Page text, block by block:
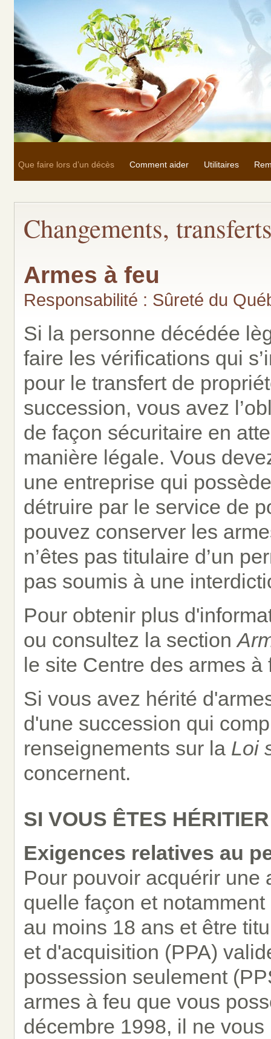
Que faire lors d’un décès Comment aider Utilitaires
Changements,
Armes à feu
Responsabilité : Sûreté du
Si la personne décédée
faire les vérifications qui
pour le transfert de
succession, vous avez
de façon sécuritaire en
manière légale. Vous
une entreprise qui
détruire par le service de
pouvez conserver les
n’êtes pas titulaire d’un
pas soumis à une
Pour obtenir plus
ou consultez la section
le site Centre des armes à
Si vous avez hérité
d'une succession qui
renseignements sur la Loi
concernent.
SI VOUS ÊTES HÉRITIER
Exigences relatives au
Pour pouvoir acquérir une
quelle façon et
au moins 18 ans et être
et d'acquisition (PPA)
possession seulement
armes à feu que vous
décembre 1998, il ne